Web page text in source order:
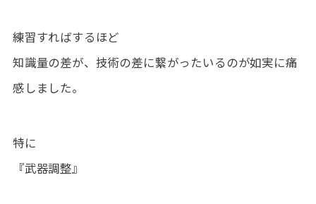
練習すればするほど
知識量の差が、技術の差に繋がったいるのが如実に痛
感しました。
特に
『武器調整』